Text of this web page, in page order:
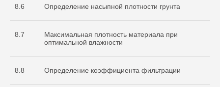
8.6 Определение насыпной плотности грунта
8.7
Максимальная плотность материала при
оптимальной влажности
8.8 Определение коэффициента фильтрации